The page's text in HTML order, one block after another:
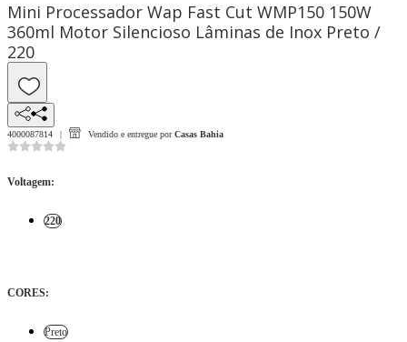
Mini Processador Wap Fast Cut WMP150 150W
360ml Motor Silencioso Lâminas de Inox Preto /
220
4000087814 Vendido e entregue por Casas Bahia
Voltagem:
220
CORES:
Preto